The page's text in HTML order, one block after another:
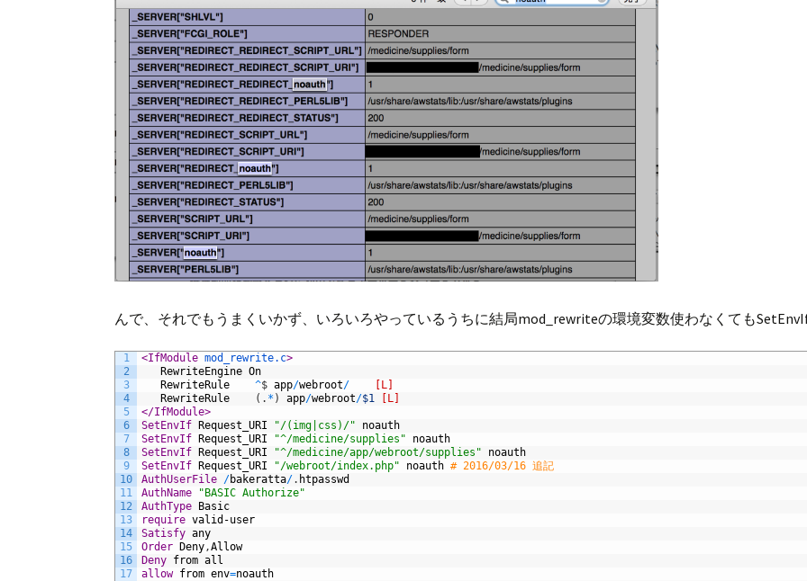
んで、それでもうまくいかず、いろいろやっているうちに結局mod_rewriteの環境変数使わなくても
1
2
3
4
5
6
7
8
9
10
11
12
13
14
15
16
17
<IfModule mod_rewrite.c>
RewriteEngine On
RewriteRule
^$ app/webroot/
[L]
RewriteRule
( . * ) app/webroot/$1
[L]
</IfModule>
SetEnvIf Request_URI "/(img|css)/"
noauth
SetEnvIf Request_URI "^/medicine/supplies"
noauth
SetEnvIf Request_URI "^/medicine/app/webroot/supplies"
noauth
SetEnvIf Request_URI "/webroot/index.php" noauth # 2016/03/16 追記
AuthUserFile /bakeratta/. htpasswd
AuthName
"BASIC Authorize"
AuthType Basic
require valid-user
Satisfy any
Order Deny ,Allow
Deny from all
allow from env=noauth